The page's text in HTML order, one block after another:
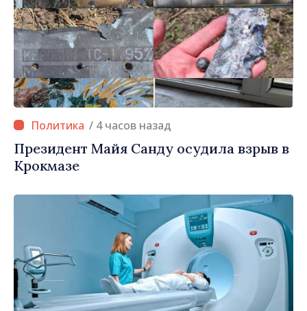
/ 4 часов назад
Президент Майя Санду осудила взрыв в
Крокмазе